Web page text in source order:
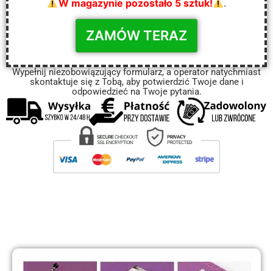
W magazynie pozostało 5 sztuk! .
Wypełnij niezobowiązujący formularz, a operator natychmiast
skontaktuje się z Tobą, aby potwierdzić Twoje dane i
odpowiedzieć na Twoje pytania.